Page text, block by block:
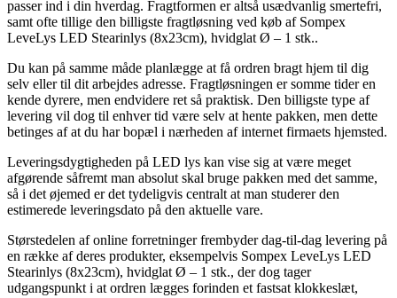
passer ind i din hverdag. Fragtformen er altså usædvanlig smertefri,
samt ofte tillige den billigste fragtløsning ved køb af Sompex
LeveLys LED Stearinlys (8x23cm), hvidglat Ø – 1 stk..
Du kan på samme måde planlægge at få ordren bragt hjem til dig
selv eller til dit arbejdes adresse. Fragtløsningen er somme tider en
kende dyrere, men endvidere ret så praktisk. Den billigste type af
levering vil dog til enhver tid være selv at hente pakken, men dette
betinges af at du har bopæl i nærheden af internet firmaets hjemsted.
Leveringsdygtigheden på LED lys kan vise sig at være meget
afgørende såfremt man absolut skal bruge pakken med det samme,
så i det øjemed er det tydeligvis centralt at man studerer den
estimerede leveringsdato på den aktuelle vare.
Størstedelen af online forretninger frembyder dag-til-dag levering på
en række af deres produkter, eksempelvis Sompex LeveLys LED
Stearinlys (8x23cm), hvidglat Ø – 1 stk., der dog tager
udgangspunkt i at ordren lægges forinden et fastsat klokkeslæt,